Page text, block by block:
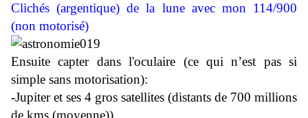
Clichés (argentique) de la lune avec mon 114/900
(non motorisé)
Ensuite capter dans l'oculaire (ce qui n’est pas si
simple sans motorisation):
-Jupiter et ses 4 gros satellites (distants de 700 millions
de kms (moyenne)),